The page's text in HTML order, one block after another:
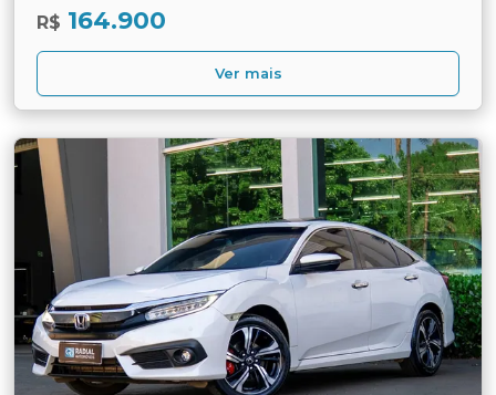
R$ 164.900
Ver mais